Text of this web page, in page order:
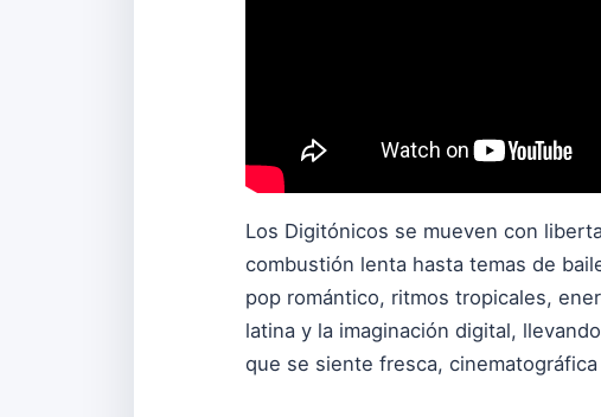
Los Digitónicos se mueven con
combustión lenta hasta temas de
pop romántico, ritmos tropicales,
latina y la imaginación digital,
que se siente fresca, cinematográfica